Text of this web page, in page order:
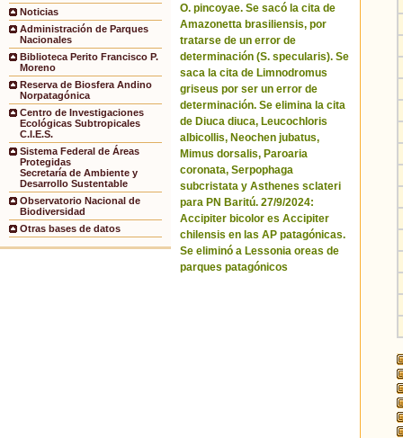
Noticias
Administración de Parques
Nacionales
Biblioteca Perito Francisco P.
Moreno
Reserva de Biosfera Andino
Norpatagónica
Centro de Investigaciones
Ecológicas Subtropicales
C.I.E.S.
Sistema Federal de Áreas
Protegidas
Secretaría de Ambiente y
Desarrollo Sustentable
Observatorio Nacional de
Biodiversidad
Otras bases de datos
O. pincoyae. Se sacó la cita de
Amazonetta brasiliensis, por
tratarse de un error de
determinación (S. specularis). Se
saca la cita de Limnodromus
griseus por ser un error de
determinación. Se elimina la cita
de Diuca diuca, Leucochloris
albicollis, Neochen jubatus,
Mimus dorsalis, Paroaria
coronata, Serpophaga
subcristata y Asthenes sclateri
para PN Baritú. 27/9/2024:
Accipiter bicolor es Accipiter
chilensis en las AP patagónicas.
Se eliminó a Lessonia oreas de
parques patagónicos